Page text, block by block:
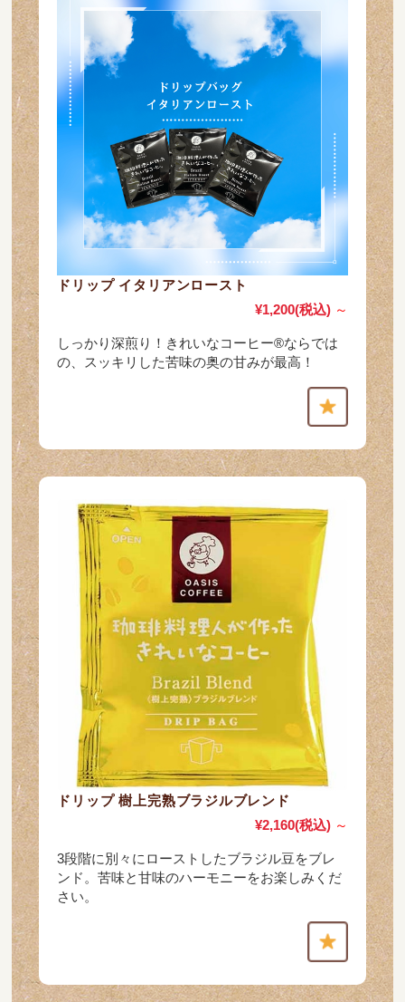
ドリップ イタリアンロースト
¥1,200(税込) ～
しっかり深煎り！きれいなコーヒー®ならでは
の、スッキリした苦味の奥の甘みが最高！
ドリップ 樹上完熟ブラジルブレンド
¥2,160(税込) ～
3段階に別々にローストしたブラジル豆をブレ
ンド。苦味と甘味のハーモニーをお楽しみくだ
さい。